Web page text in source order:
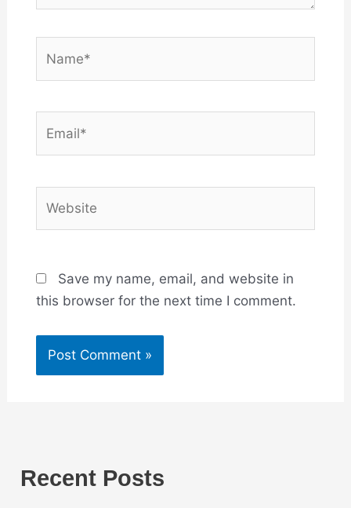
Save my name, email, and website in
this browser for the next time I comment.
Recent Posts